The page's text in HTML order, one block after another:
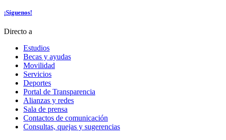
¡Síguenos!
Directo a
Estudios
Becas y ayudas
Movilidad
Servicios
Deportes
Portal de Transparencia
Alianzas y redes
Sala de prensa
Contactos de comunicación
Consultas, quejas y sugerencias